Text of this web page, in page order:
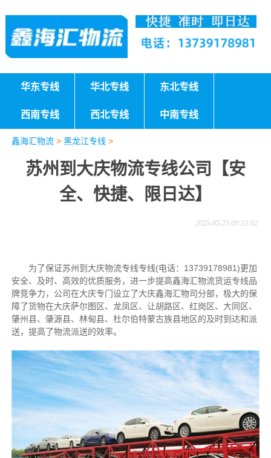
华东专线 华北专线 东北专线
西南专线 西北专线 中南专线
鑫海汇物流> 黑龙江专线 >
苏州到大庆物流专线公司【安
全、快捷、限日达】
2025-05-25 09:23:02
为了保证苏州到大庆物流专线专线(电话：13739178981)更加
安全、及时、高效的优质服务，进一步提高鑫海汇物流货运专线品
牌竞争力，公司在大庆专门设立了大庆鑫海汇物司分部，极大的保
障了货物在大庆萨尔图区、龙凤区、让胡路区、红岗区、大同区、
肇州县、肇源县、林甸县、杜尔伯特蒙古族县地区的及时到达和派
送，提高了物流派送的效率。